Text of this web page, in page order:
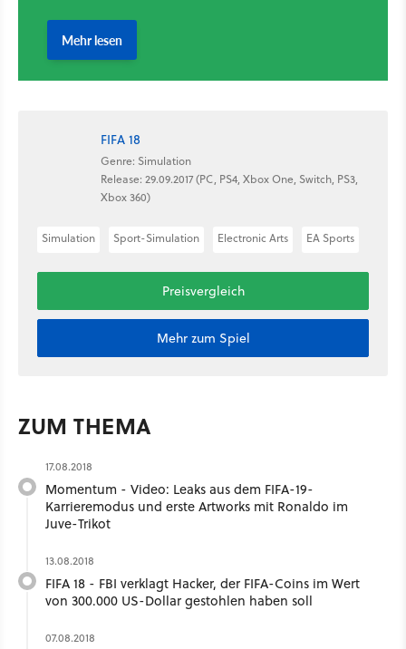
FIFA 18
Genre: Simulation
Release: 29.09.2017 (PC, PS4, Xbox One, Switch, PS3,
Xbox 360)
Simulation Sport-Simulation Electronic Arts EA Sports
Preisvergleich
Mehr zum Spiel
ZUM THEMA
17.08.2018
Momentum - Video: Leaks aus dem FIFA-19-
Karrieremodus und erste Artworks mit Ronaldo im
Juve-Trikot
13.08.2018
FIFA 18 - FBI verklagt Hacker, der FIFA-Coins im Wert
von 300.000 US-Dollar gestohlen haben soll
07.08.2018